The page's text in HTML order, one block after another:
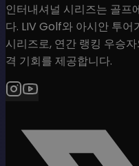
인터내셔널 시리즈는 골프
다. LIV Golf와 아시안 투
시리즈로, 연간 랭킹 우승
격 기회를 제공합니다.